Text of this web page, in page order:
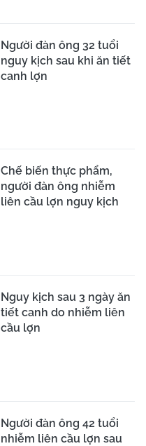
Người đàn ông 32 tuổi
nguy kịch sau khi ăn tiết
canh lợn
Chế biến thực phẩm,
người đàn ông nhiễm
liên cầu lợn nguy kịch
Nguy kịch sau 3 ngày ăn
tiết canh do nhiễm liên
cầu lợn
Người đàn ông 42 tuổi
nhiễm liên cầu lợn sau